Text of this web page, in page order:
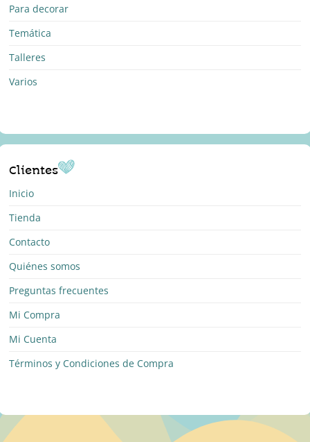
Para decorar
Temática
Talleres
Varios
Clientes
Inicio
Tienda
Contacto
Quiénes somos
Preguntas frecuentes
Mi Compra
Mi Cuenta
Términos y Condiciones de Compra